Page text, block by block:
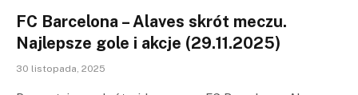
FC Barcelona – Alaves skrót meczu.
Najlepsze gole i akcje (29.11.2025)
30 listopada, 2025